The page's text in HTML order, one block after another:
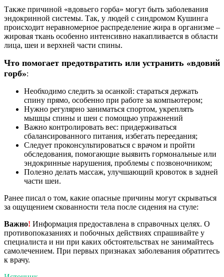
Также причиной «вдовьего горба» могут быть заболевания
эндокринной системы. Так, у людей с синдромом Кушинга
происходит неравномерное распределение жира в организме –
жировая ткань особенно интенсивно накапливается в области
лица, шеи и верхней части спины.
Что помогает предотвратить или устранить «вдовий
горб»:
Необходимо следить за осанкой: стараться держать
спину прямо, особенно при работе за компьютером;
Нужно регулярно заниматься спортом, укреплять
мышцы спины и шеи с помощью упражнений
Важно контролировать вес: придерживаться
сбалансированного питания, избегать переедания;
Следует проконсультироваться с врачом и пройти
обследования, помогающие выявить гормональные или
эндокринные нарушения, проблемы с позвоночником;
Полезно делать массаж, улучшающий кровоток в задней
части шеи.
Ранее писал о том, какие опасные причины могут скрываться
за ощущением скованности тела после сидения на стуле:
Важно! Информация предоставлена в справочных целях. О
противопоказаниях и побочных действиях спрашивайте у
специалиста и ни при каких обстоятельствах не занимайтесь
самолечением. При первых признаках заболевания обратитесь
к врачу.